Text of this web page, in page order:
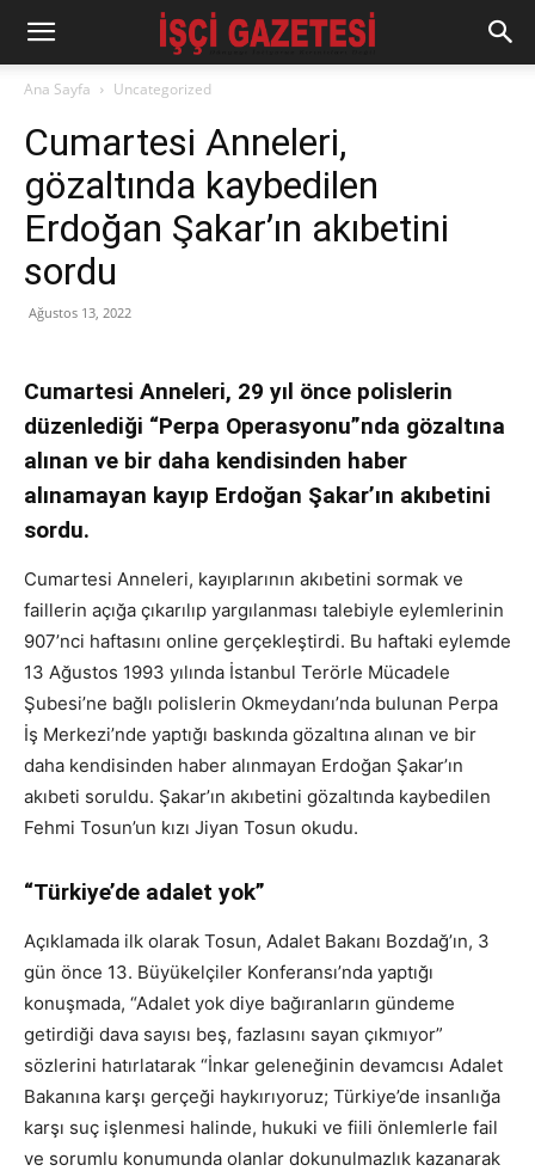
Ana Sayfa Uncategorized
Cumartesi Anneleri,
gözaltında kaybedilen
Erdoğan Şakar’ın akıbetini
sordu
Ağustos 13, 2022
Cumartesi Anneleri, 29 yıl önce polislerin
düzenlediği “Perpa Operasyonu”nda gözaltına
alınan ve bir daha kendisinden haber
alınamayan kayıp Erdoğan Şakar’ın akıbetini
sordu.
Cumartesi Anneleri, kayıplarının akıbetini sormak ve
faillerin açığa çıkarılıp yargılanması talebiyle eylemlerinin
907’nci haftasını online gerçekleştirdi. Bu haftaki eylemde
13 Ağustos 1993 yılında İstanbul Terörle Mücadele
Şubesi’ne bağlı polislerin Okmeydanı’nda bulunan Perpa
İş Merkezi’nde yaptığı baskında gözaltına alınan ve bir
daha kendisinden haber alınmayan Erdoğan Şakar’ın
akıbeti soruldu. Şakar’ın akıbetini gözaltında kaybedilen
Fehmi Tosun’un kızı Jiyan Tosun okudu.
“Türkiye’de adalet yok”
Açıklamada ilk olarak Tosun, Adalet Bakanı Bozdağ’ın, 3
gün önce 13. Büyükelçiler Konferansı’nda yaptığı
konuşmada, “Adalet yok diye bağıranların gündeme
getirdiği dava sayısı beş, fazlasını sayan çıkmıyor”
sözlerini hatırlatarak “İnkar geleneğinin devamcısı Adalet
Bakanına karşı gerçeği haykırıyoruz; Türkiye’de insanlığa
karşı suç işlenmesi halinde, hukuki ve fiili önlemlerle fail
ve sorumlu konumunda olanlar dokunulmazlık kazanarak